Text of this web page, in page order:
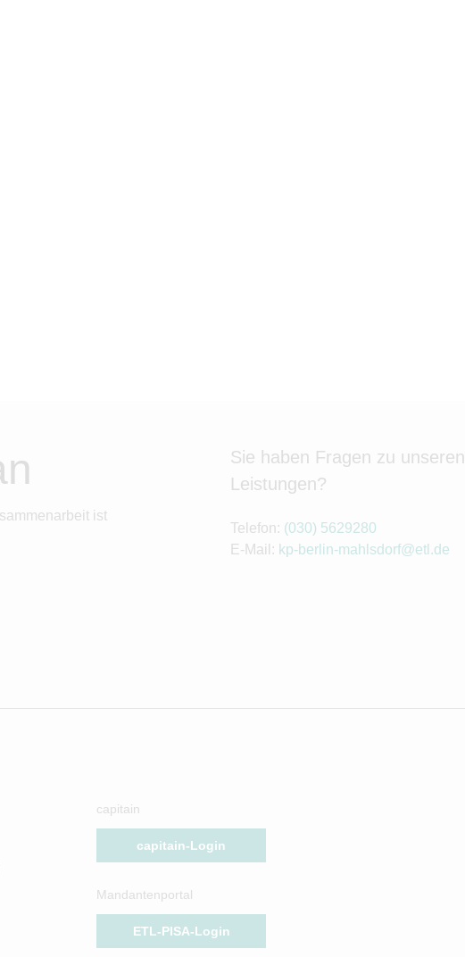
ist
Sie haben Fragen zu unseren
Leistungen?
Telefon: (030) 5629280
E-Mail: kp-berlin-mahlsdorf@etl.de
capitain
capitain-Login
Mandantenportal
ETL-PISA-Login